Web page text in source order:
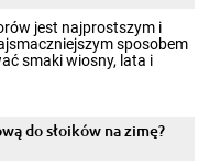
jest najprostszym i
sposobem
smaki wiosny, lata i
nimi oko w sezonie
cieplejszych
słoików ze
do słoików na zimę?